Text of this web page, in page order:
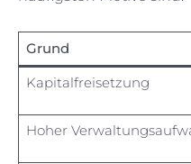
Grund
Kapitalfreisetzung
Hoher